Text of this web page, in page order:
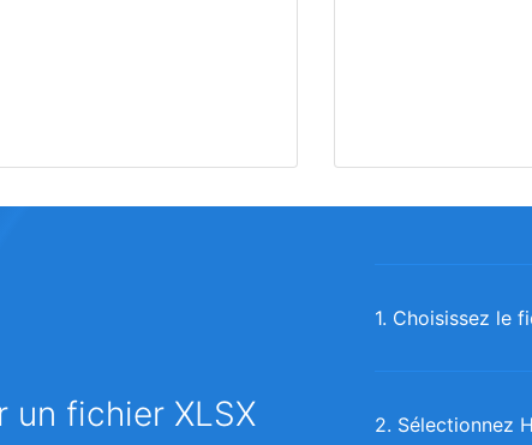
un fichier XLSX
1. Choisissez le
2. Sélectionnez